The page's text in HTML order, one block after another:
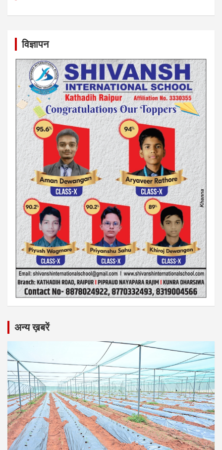
विज्ञापन
अन्य ख़बरें